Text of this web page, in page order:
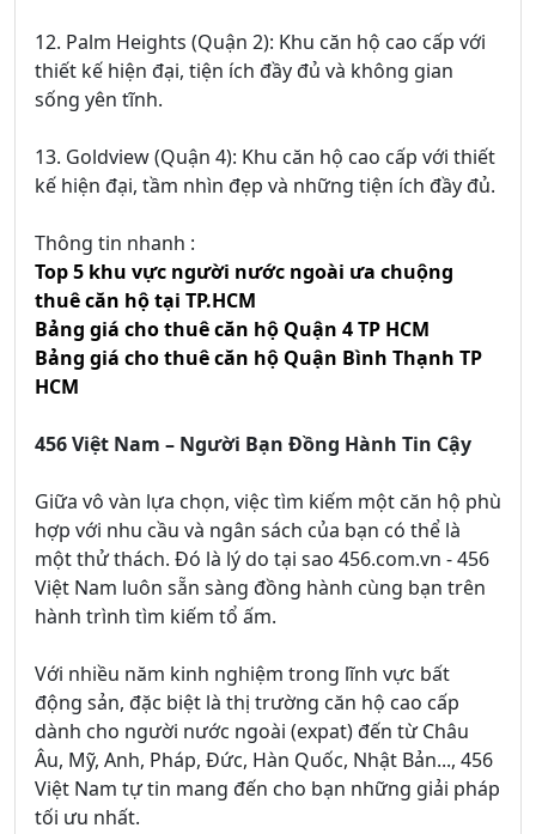
12. Palm Heights (Quận 2): Khu căn hộ cao cấp với
thiết kế hiện đại, tiện ích đầy đủ và không gian
sống yên tĩnh.
13. Goldview (Quận 4): Khu căn hộ cao cấp với thiết
kế hiện đại, tầm nhìn đẹp và những tiện ích đầy đủ.
Thông tin nhanh :
Top 5 khu vực người nước ngoài ưa chuộng
thuê căn hộ tại TP.HCM
Bảng giá cho thuê căn hộ Quận 4 TP HCM
Bảng giá cho thuê căn hộ Quận Bình Thạnh TP
HCM
456 Việt Nam – Người Bạn Đồng Hành Tin Cậy
Giữa vô vàn lựa chọn, việc tìm kiếm một căn hộ phù
hợp với nhu cầu và ngân sách của bạn có thể là
một thử thách. Đó là lý do tại sao 456.com.vn - 456
Việt Nam luôn sẵn sàng đồng hành cùng bạn trên
hành trình tìm kiếm tổ ấm.
Với nhiều năm kinh nghiệm trong lĩnh vực bất
động sản, đặc biệt là thị trường căn hộ cao cấp
dành cho người nước ngoài (expat) đến từ Châu
Âu, Mỹ, Anh, Pháp, Đức, Hàn Quốc, Nhật Bản..., 456
Việt Nam tự tin mang đến cho bạn những giải pháp
tối ưu nhất.